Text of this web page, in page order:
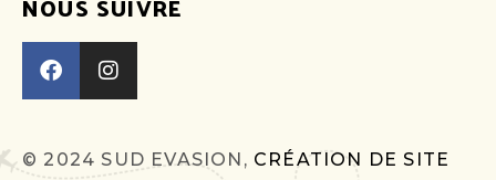
© 2024 SUD EVASION, CRÉATION DE SITE